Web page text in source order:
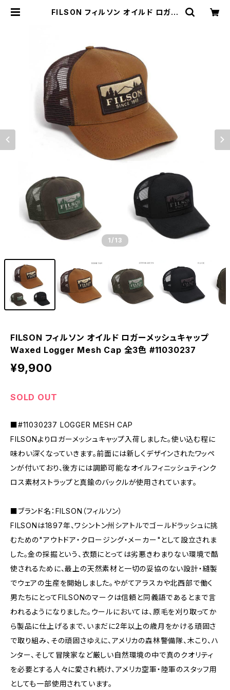
FILSON フィルソン オイルド ロガー
1 /13
FILSON フィルソン オイルド ロガーメッシュキャップ
Waxed Logger Mesh Cap 全3色 #11030237
¥9,900
SOLD OUT
■#11030237 LOGGER MESH CAP
FILSONよりロガーメッシュキャップ入荷しました。使い込む程に
味わい深くなっていきます。前面には新しくデザインされたワッペ
ンが付いており、後方には調節可能なオイルフィニッシュティンク
ロス素材ストラップと真鍮のバックルが使用されています。
■ブランド名：FILSON（フィルソン）
FILSONは1897年、ワシントン州シアトルでゴールドラッシュに挑
むための"アウトドア・クロージング・メーカー"として設立されま
した。金の採掘という、衣類にとっては劣悪きわまりない環境で酷
使されるために、最上の天然素材と一切の妥協のない設計・縫製
でウェアの生産を開始しました。やがてアラスカや北西部で働く
男たちにとってFILSONのマークは信頼と同義語であるとまで言
われるようになりました。ウールにおいては、原毛を刈り取ってか
ら製品に仕上げるまで、いまだに2年以上の歳月をかける頑固さ
で取り組み、その頑固さゆえに、アメリカの森林警備隊、木こり、ハ
ンター、そして冒険家など厳しい自然環境の中で真のクオリティ
を必要とする人々に愛され続け、アメリカ空軍・陸軍のスタッフ用
としても一部使用されています。